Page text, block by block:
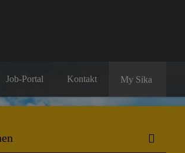
Job-Portal Kontakt My Sika